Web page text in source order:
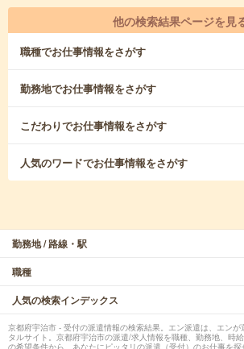
他の検索結果ページを見
職種でお仕事情報をさがす
勤務地でお仕事情報をさがす
こだわりでお仕事情報をさがす
人気のワードでお仕事情報をさがす
勤務地 / 路線・駅
職種
人気の検索インデックス
京都府宇治市 - 受付の派遣情報の検索結果。エン派遣は、エン
タルサイト。京都府宇治市の派遣/求人情報を職種、勤務地、時
の希望条件から、あなたにピッタリの派遣（受付）のお仕事を探